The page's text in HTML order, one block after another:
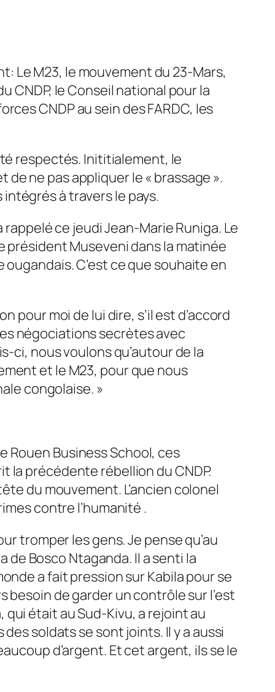
Le M23, le mouvement du 23-Mars,
CNDP, le Conseil national pour la
CNDP au sein des FARDC, les
respectés. Inititialement, le
ne pas appliquer le « brassage ».
à travers le pays.
rappelé ce jeudi Jean-Marie Runiga. Le
président Museveni dans la matinée
C’est ce que souhaite en
pour moi de lui dire, s’il est d’accord
négociations secrètes avec
ci, nous voulons qu’autour de la
et le M23, pour que nous
congolaise. »
Rouen Business School, ces
la précédente rébellion du CNDP.
du mouvement. L’ancien colonel
contre l’humanité .
tromper les gens. Je pense qu’au
de Bosco Ntaganda. Il a senti la
a fait pression sur Kabila pour se
besoin de garder un contrôle sur l’est
qui était au Sud-Kivu, a rejoint au
soldats se sont joints. Il y a aussi
d’argent. Et cet argent, ils se le